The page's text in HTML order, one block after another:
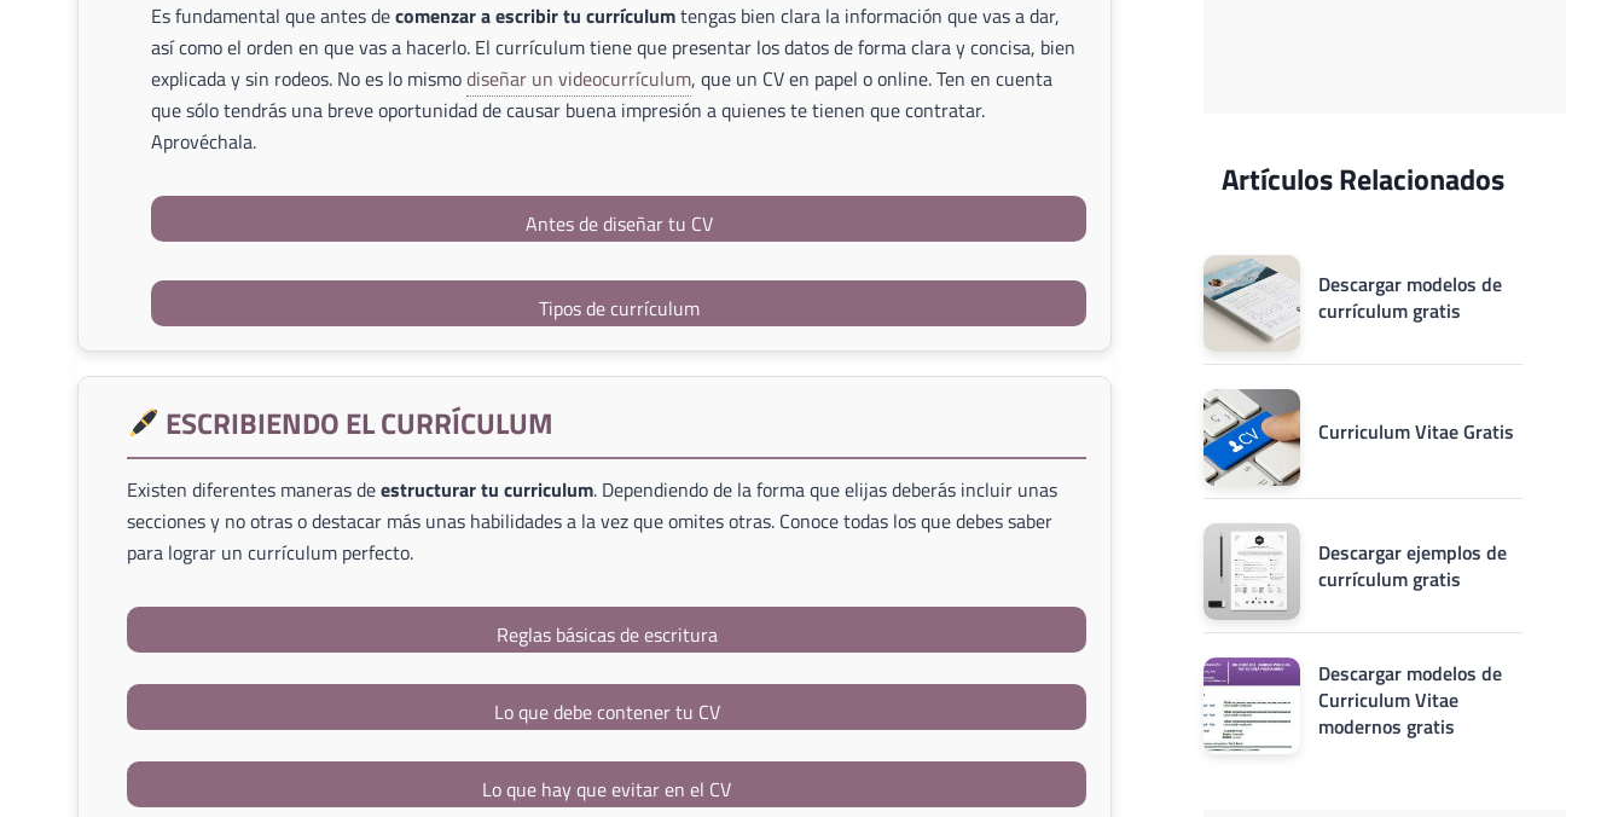
Es fundamental que antes decomenzar a escribir tu currículumtengas bien clara la información que vas a dar,
así como el orden en que vas a hacerlo. El currículum tiene que presentar los datos de forma clara y concisa, bien
explicada y sin rodeos. No es lo mismodiseñar un videocurrículum, que un CV en papel o online. Ten en cuenta
que sólo tendrás una breve oportunidad de causar buena impresión a quienes te tienen que contratar.
Aprovéchala.
Antes de diseñar tu CV
Tipos de currículum
ESCRIBIENDO EL CURRÍCULUM
Existen diferentes maneras deestructurar tu curriculum. Dependiendo de la forma que elijas deberás incluir unas
secciones y no otras o destacar más unas habilidades a la vez que omites otras. Conoce todas los que debes saber
para lograr un currículum perfecto.
Reglas básicas de escritura
Lo que debe contener tu CV
Lo que hay que evitar en el CV
Artículos Relacionados
Descargar modelos de
currículum gratis
Curriculum Vitae Gratis
Descargar ejemplos de
currículum gratis
Descargar modelos de
Curriculum Vitae
modernos gratis